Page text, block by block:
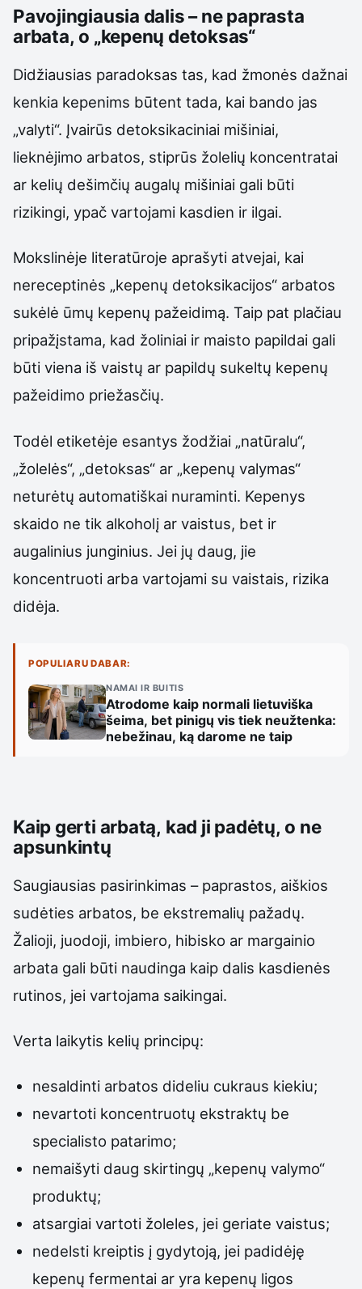
Pavojingiausia dalis – ne paprasta
arbata, o „kepenų detoksas“
Didžiausias paradoksas tas, kad žmonės dažnai
kenkia kepenims būtent tada, kai bando jas
„valyti“. Įvairūs detoksikaciniai mišiniai,
lieknėjimo arbatos, stiprūs žolelių koncentratai
ar kelių dešimčių augalų mišiniai gali būti
rizikingi, ypač vartojami kasdien ir ilgai.
Mokslinėje literatūroje aprašyti atvejai, kai
nereceptinės „kepenų detoksikacijos“ arbatos
sukėlė ūmų kepenų pažeidimą. Taip pat plačiau
pripažįstama, kad žoliniai ir maisto papildai gali
būti viena iš vaistų ar papildų sukeltų kepenų
pažeidimo priežasčių.
Todėl etiketėje esantys žodžiai „natūralu“,
„žolelės“, „detoksas“ ar „kepenų valymas“
neturėtų automatiškai nuraminti. Kepenys
skaido ne tik alkoholį ar vaistus, bet ir
augalinius junginius. Jei jų daug, jie
koncentruoti arba vartojami su vaistais, rizika
didėja.
POPULIARU DABAR:
NAMAI IR BUITIS
Atrodome kaip normali lietuviška
šeima, bet pinigų vis tiek neužtenka:
nebežinau, ką darome ne taip
Kaip gerti arbatą, kad ji padėtų, o ne
apsunkintų
Saugiausias pasirinkimas – paprastos, aiškios
sudėties arbatos, be ekstremalių pažadų.
Žalioji, juodoji, imbiero, hibisko ar margainio
arbata gali būti naudinga kaip dalis kasdienės
rutinos, jei vartojama saikingai.
Verta laikytis kelių principų:
nesaldinti arbatos dideliu cukraus kiekiu;
nevartoti koncentruotų ekstraktų be
specialisto patarimo;
nemaišyti daug skirtingų „kepenų valymo“
produktų;
atsargiai vartoti žoleles, jei geriate vaistus;
nedelsti kreiptis į gydytoją, jei padidėję
kepenų fermentai ar yra kepenų ligos